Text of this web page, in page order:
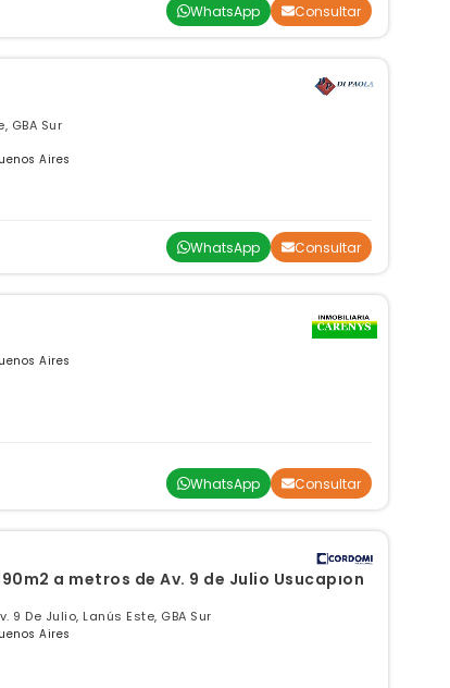
WhatsApp Consultar
GBA Sur
Aires
WhatsApp Consultar
Aires
WhatsApp Consultar
a metros de Av. 9 de Julio Usucapion
9 De Julio, Lanús Este, GBA Sur
Aires